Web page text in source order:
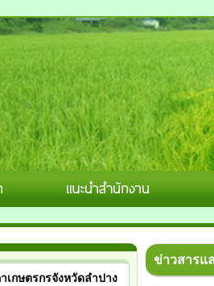
เกษตรกรจังหวัดลำปาง
ข่าวสารแ